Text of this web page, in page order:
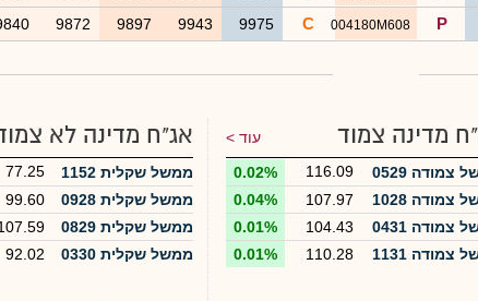
P
004180M608
C
9943
9897
9872
מדינה צמוד
עוד >
צמודה 0529
116.09
0.02%
צמודה 1028
107.97
0.04%
צמודה 0431
104.43
0.01%
צמודה 1131
110.28
0.01%
אג"ח מדינה לא
ממשל שקלית 1152
77.25
ממשל שקלית 0928
99.60
ממשל שקלית 0829
ממשל שקלית 0330
92.02